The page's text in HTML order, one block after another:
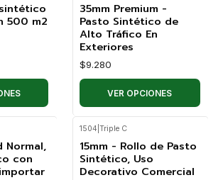
500 m2
35mm Premium -
Pasto Sintético de
Alto Tráfico En
Exteriores
$9.280
VER OPCIONES
Normal,
con
1504 Triple C
15mm - Rollo de Pasto
Sintético, Uso
Decorativo Comercial